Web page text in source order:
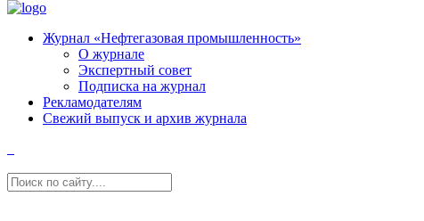
Журнал «Нефтегазовая промышленность»
О журнале
Экспертный совет
Подписка на журнал
Рекламодателям
Свежий выпуск и архив журнала